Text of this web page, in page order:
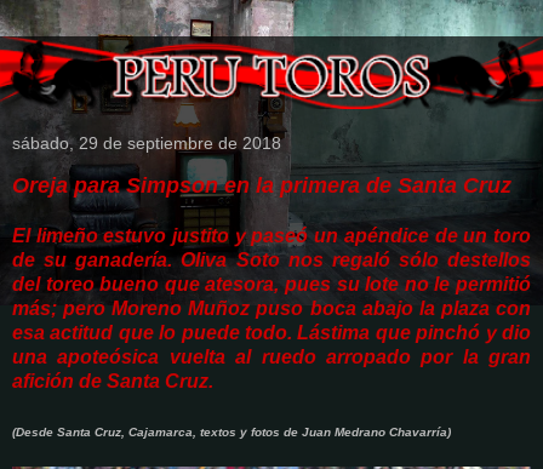
sábado, 29 de septiembre de 2018
Oreja para Simpson en la primera de Santa Cruz
El limeño estuvo justito y paseó un apéndice de un toro
de su ganadería. Oliva Soto nos regaló sólo destellos
del toreo bueno que atesora, pues su lote no le permitió
más; pero Moreno Muñoz puso boca abajo la plaza con
esa actitud que lo puede todo. Lástima que pinchó y dio
una apoteósica vuelta al ruedo arropado por la gran
afición de Santa Cruz.
(Desde Santa Cruz, Cajamarca, textos y fotos de Juan Medrano Chavarría)